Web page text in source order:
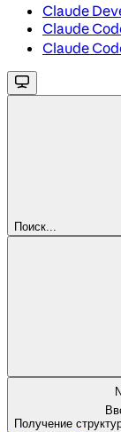
Claude
Claude
Claude
Поиск...
Получение